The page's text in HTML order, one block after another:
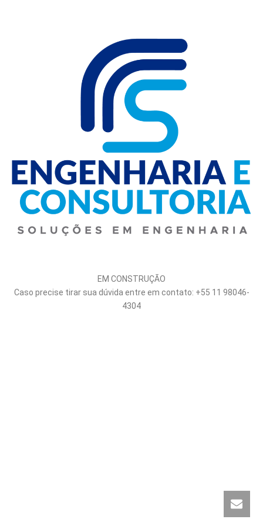
EM CONSTRUÇÃO
Caso precise tirar sua dúvida entre em contato: +55 11 98046-
4304